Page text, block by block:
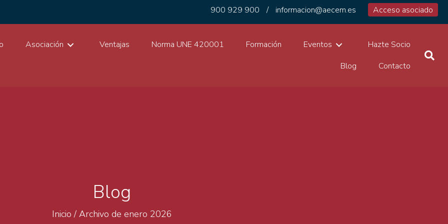
900 929 900 / informacion@aecem.es Acceso asociado
Asociación Ventajas Norma UNE 420001 Formación Eventos
Hazte Socio
Blog
Contacto
Blog
Inicio / Archivo de enero 2026